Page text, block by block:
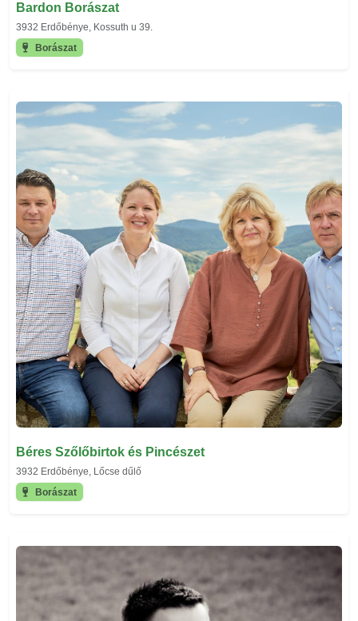
Bardon Borászat
3932 Erdőbénye, Kossuth u 39.
Borászat
Béres Szőlőbirtok és Pincészet
3932 Erdőbénye, Lőcse dűlő
Borászat